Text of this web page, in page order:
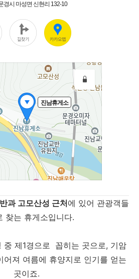
과 고모산성 근처에 있어 관광객들
찾는 휴게소입니다.
중 제1경으로 꼽히는 곳으로, 기암
어져 여름에 휴양지로 인기를 얻는
곳이죠.